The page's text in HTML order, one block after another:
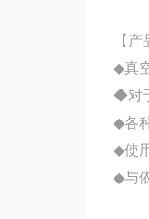
【
◆真
◆对
◆各
◆使
◆与